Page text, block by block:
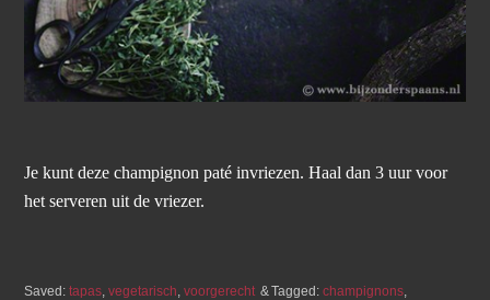
Je kunt deze champignon paté invriezen. Haal dan 3 uur voor
het serveren uit de vriezer.
Saved:tapas ,vegetarisch ,voorgerecht Tagged:champignons